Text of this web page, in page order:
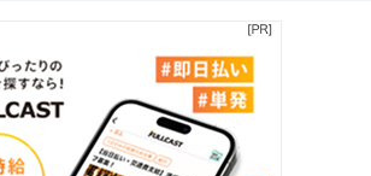
・FC開発 【業種】その他（教育・官公庁）など＞教
、
…続きを見る